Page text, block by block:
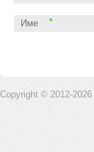
Име *
Copyright © 2012-2026